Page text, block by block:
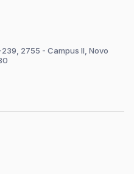
2755 - Campus II, Novo